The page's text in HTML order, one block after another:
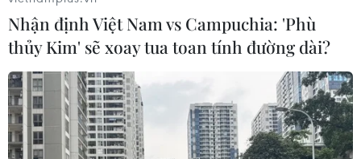
Nhận định Việt Nam vs Campuchia: 'Phù
thủy Kim' sẽ xoay tua toan tính đường dài?